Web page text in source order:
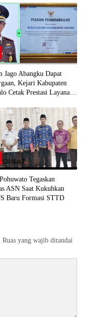
Jago Abangku Dapat
Kejari Kabupaten
Cetak Prestasi Layanan
Tegaskan
ASN Saat Kukuhkan
Baru Formasi STTD
Ruas yang wajib ditandai